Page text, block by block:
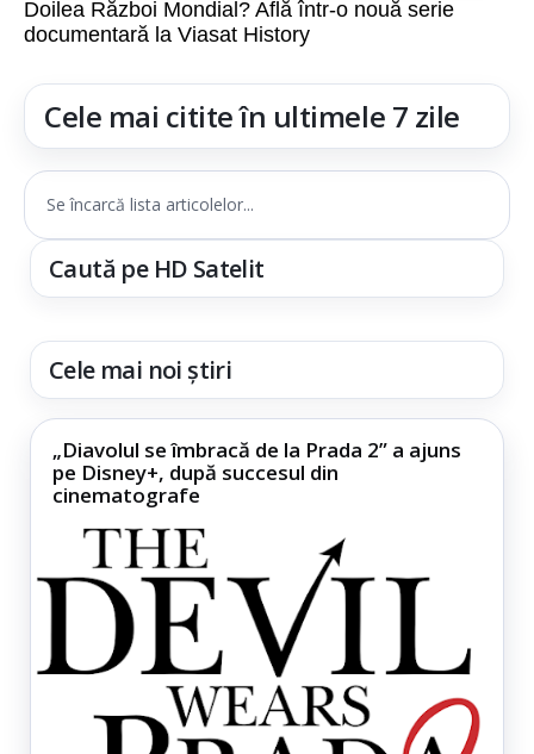
Doilea Război Mondial? Află într-o nouă serie
documentară la Viasat History
Cele mai citite în ultimele 7 zile
Se încarcă lista articolelor...
Caută pe HD Satelit
Cele mai noi știri
„Diavolul se îmbracă de la Prada 2” a ajuns
pe Disney+, după succesul din
cinematografe